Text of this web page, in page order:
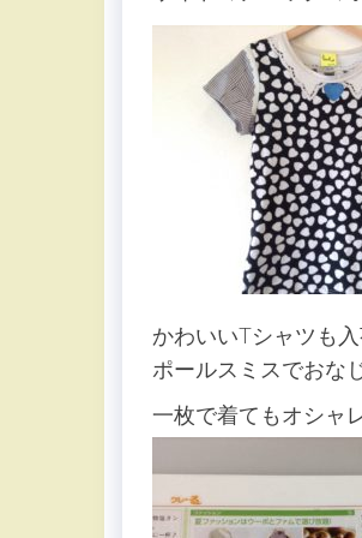
かわいいTシャツも
ポールスミスでおな
一枚で着てもオシャ